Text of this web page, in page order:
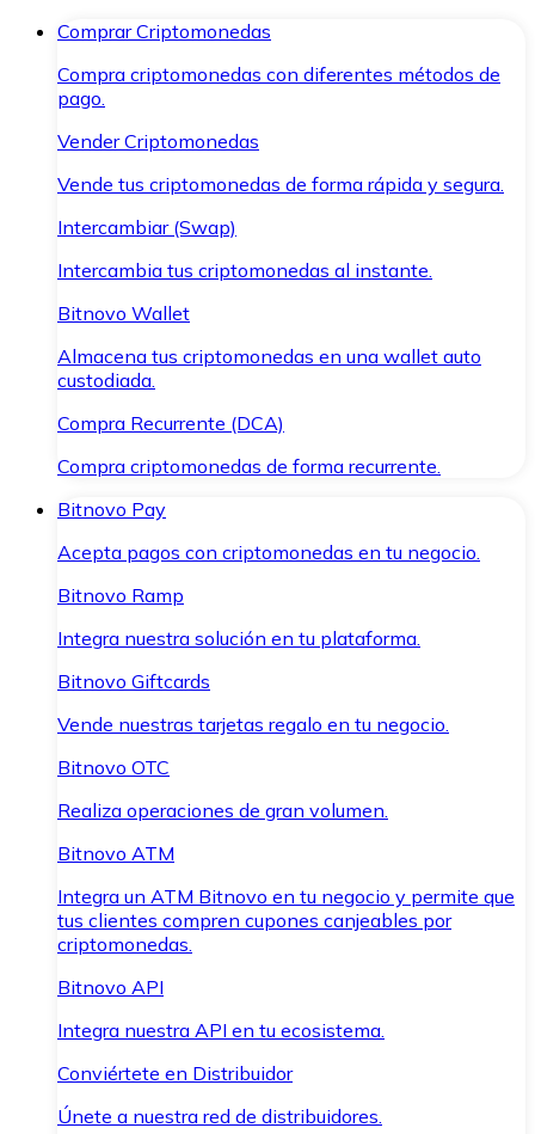
Comprar Criptomonedas
Compra criptomonedas con diferentes métodos de
pago.
Vender Criptomonedas
Vende tus criptomonedas de forma rápida y segura.
Intercambiar (Swap)
Intercambia tus criptomonedas al instante.
Bitnovo Wallet
Almacena tus criptomonedas en una wallet auto
custodiada.
Compra Recurrente (DCA)
Compra criptomonedas de forma recurrente.
Bitnovo Pay
Acepta pagos con criptomonedas en tu negocio.
Bitnovo Ramp
Integra nuestra solución en tu plataforma.
Bitnovo Giftcards
Vende nuestras tarjetas regalo en tu negocio.
Bitnovo OTC
Realiza operaciones de gran volumen.
Bitnovo ATM
Integra un ATM Bitnovo en tu negocio y permite que
tus clientes compren cupones canjeables por
criptomonedas.
Bitnovo API
Integra nuestra API en tu ecosistema.
Conviértete en Distribuidor
Únete a nuestra red de distribuidores.